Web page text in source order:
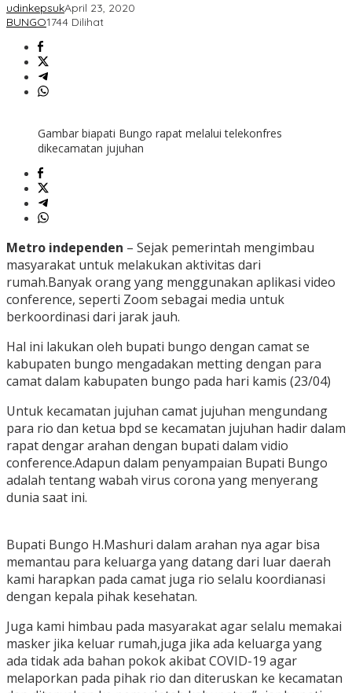
udinkepsukApril 23, 2020
BUNGO1744 Dilihat
Gambar biapati Bungo rapat melalui telekonfres
dikecamatan jujuhan
Metro independen – Sejak pemerintah mengimbau
masyarakat untuk melakukan aktivitas dari
rumah.Banyak orang yang menggunakan aplikasi video
conference, seperti Zoom sebagai media untuk
berkoordinasi dari jarak jauh.
Hal ini lakukan oleh bupati bungo dengan camat se
kabupaten bungo mengadakan metting dengan para
camat dalam kabupaten bungo pada hari kamis (23/04)
Untuk kecamatan jujuhan camat jujuhan mengundang
para rio dan ketua bpd se kecamatan jujuhan hadir dalam
rapat dengar arahan dengan bupati dalam vidio
conference.Adapun dalam penyampaian Bupati Bungo
adalah tentang wabah virus corona yang menyerang
dunia saat ini.
Bupati Bungo H.Mashuri dalam arahan nya agar bisa
memantau para keluarga yang datang dari luar daerah
kami harapkan pada camat juga rio selalu koordianasi
dengan kepala pihak kesehatan.
Juga kami himbau pada masyarakat agar selalu memakai
masker jika keluar rumah,juga jika ada keluarga yang
ada tidak ada bahan pokok akibat COVID-19 agar
melaporkan pada pihak rio dan diteruskan ke kecamatan